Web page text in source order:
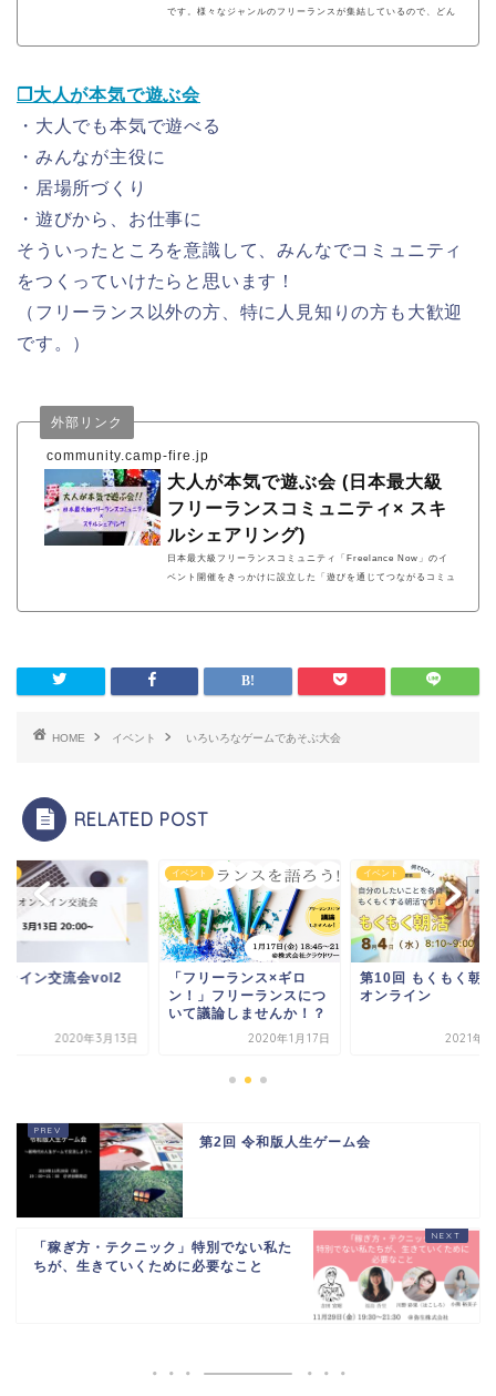
です。様々なジャンルのフリーランスが集結しているので、どん
するセルフサービス。短時間で適切なパートナーにマッチングす
❐大人が本気で遊ぶ会
・大人でも本気で遊べる
・みんなが主役に
・居場所づくり
・遊びから、お仕事に
そういったところを意識して、みんなでコミュニティ
をつくっていけたらと思います！
（フリーランス以外の方、特に人見知りの方も大歓迎
です。）
community.camp-fire.jp
外部リンク
大人が本気で遊ぶ会 (日本最大級
フリーランスコミュニティ× スキ
ルシェアリング)
日本最大級フリーランスコミュニティ「Freelance Now」のイ
ベント開催をきっかけに設立した「遊びを通じてつながるコミュ
ながらに「スキルシェアリング」・「メンバー間での業務委託契
HOME イベント いろいろなゲームであそぶ大会
RELATED POST
ライン交流会vol2
2020年3月13日
イベント
「フリーランス×ギロ
ン！」フリーランスにつ
いて議論しませんか！？
2020年1月17日
イベント
第10回 もくもく朝
オンライン
2021年8
第2回 令和版人生ゲーム会
「稼ぎ方・テクニック」特別でない私た
ちが、生きていくために必要なこと